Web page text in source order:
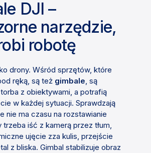
DJI –
narzędzie,
robotę
drony. Wśród sprzętów, które
ręką, są też gimbale, są
z obiektywami, a potrafią
w każdej sytuacji. Sprawdzają
nie ma czasu na rozstawianie
trzeba iść z kamerą przez tłum,
ujęcie zza kulis, przejście
z bliska. Gimbal stabilizuje obraz